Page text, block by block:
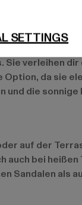
verleihen
da sie
und die
auf der
auch bei
Sandalen als
SETTINGS